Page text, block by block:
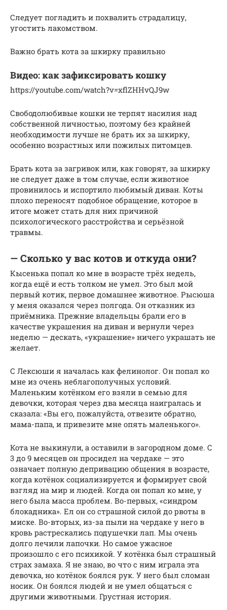
Следует погладить и похвалить страдалицу,
угостить лакомством.
Важно брать кота за шкирку правильно
Видео: как зафиксировать кошку
https://youtube.com/watch?v=xflZHHvQJ9w
Свободолюбивые кошки не терпят насилия над
собственной личностью, поэтому без крайней
необходимости лучше не брать их за шкирку,
особенно возрастных или пожилых питомцев.
Брать кота за загривок или, как говорят, за шкирку
не следует даже в том случае, если животное
провинилось и испортило любимый диван. Коты
плохо переносят подобное обращение, которое в
итоге может стать для них причиной
психологического расстройства и серьёзной
травмы.
— Сколько у вас котов и откуда они?
Кысенька попал ко мне в возрасте трёх недель,
когда ещё и есть толком не умел. Это был мой
первый котик, первое домашнее животное. Рысюша
у меня оказался через полгода. Он отказник из
приёмника. Прежние владельцы брали его в
качестве украшения на диван и вернули через
неделю — дескать, «украшение» ничего украшать не
желает.
С Лексюши я началась как фелинолог. Он попал ко
мне из очень неблагополучных условий.
Маленьким котёнком его взяли в семью для
девочки, которая через два месяца наигралась и
сказала: «Вы его, пожалуйста, отвезите обратно,
мама-папа, и привезите мне опять маленького».
Кота не выкинули, а оставили в загородном доме. С
3 до 9 месяцев он просидел на чердаке — это
означает полную депривацию общения в возрасте,
когда котёнок социализируется и формирует свой
взгляд на мир и людей. Когда он попал ко мне, у
него была масса проблем. Во-первых, «синдром
блокадника». Ел он со страшной силой до рвоты в
миске. Во-вторых, из-за пыли на чердаке у него в
кровь растрескались подушечки лап. Мы очень
долго лечили лапочки. Но самое ужасное
произошло с его психикой. У котёнка был страшный
страх замаха. Я не знаю, во что с ним играла эта
девочка, но котёнок боялся рук. У него был сломан
носик. Он боялся людей и не умел общаться с
другими животными. Грустная история.